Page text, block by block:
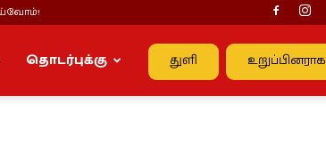
துளி உறுப்பினராக
தொடர்புக்கு